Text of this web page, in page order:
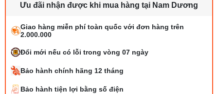
Ưu đãi nhận được khi mua hàng tại Nam Dương
Giao hàng miễn phí toàn quốc với đơn hàng trên
2.000.000
Đổi mới nếu có lỗi trong vòng 07 ngày
Bảo hành chính hãng 12 tháng
Bảo hành tiện lợi bằng số điện